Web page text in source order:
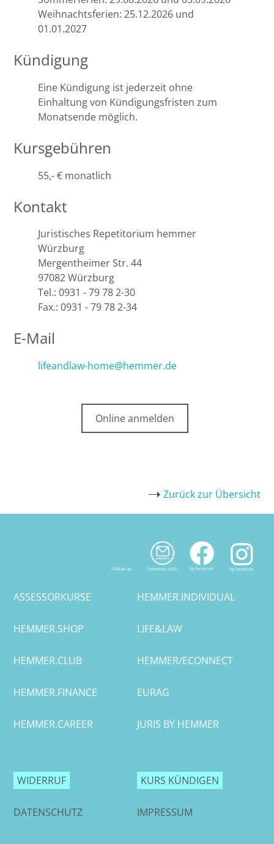
Weihnachtsferien: 25.12.2026 und
01.01.2027
Kündigung
Eine Kündigung ist jederzeit ohne
Einhaltung von Kündigungsfristen zum
Monatsende möglich.
Kursgebühren
55,- € monatlich
Kontakt
Juristisches Repetitorium hemmer
Würzburg
Mergentheimer Str. 44
97082 Würzburg
Tel.: 0931 - 79 78 2-30
Fax.: 0931 - 79 78 2-34
E-Mail
lifeandlaw-home@hemmer.de
Online anmelden
Zurück zur Übersicht
ASSESSORKURSE HEMMER.INDIVIDUAL
HEMMER.SHOP LIFE&LAW
HEMMER.CLUB HEMMER/ECONNECT
HEMMER.FINANCE EURAG
HEMMER.CAREER JURIS BY HEMMER
WIDERRUF KURS KÜNDIGEN
DATENSCHUTZ IMPRESSUM